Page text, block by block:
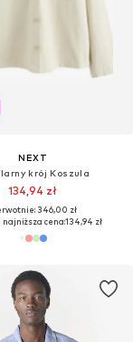
NEXT
krój Koszula
134,94 zł
346,00 zł
cena:134,94 zł